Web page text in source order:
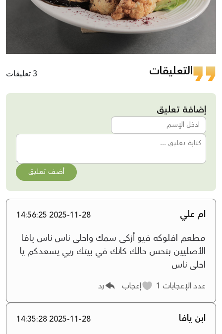
التعليقات 3 تعليقات
إضافة تعليق
أضف تعليق
ام علي 2025-11-28 14:56:25
مطعم افلوكه فيو أزكى سمك واحلى ناس ناس يافا
الأصليين بتحس حالك كانك في بيتك ربي يسعدكم يا
احلى ناس
عدد الإعجابات إعجاب رد
ابن يافا 2025-11-28 14:35:28